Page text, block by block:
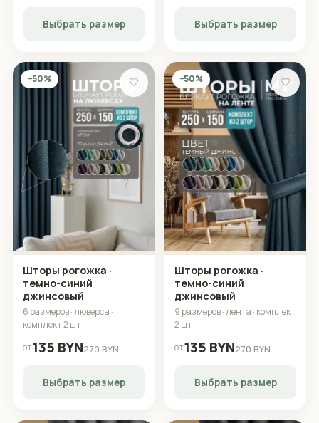
Выбрать размер Выбрать размер
−50% 🤍
Шторы рогожка ·
темно-синий
джинсовый
6 размеров · люверсы ·
комплект 2 шт
от135 BYN270 BYN
Выбрать размер
−50% 🤍
Шторы рогожка ·
темно-синий
джинсовый
9 размеров · лента · комплект
2 шт
от135 BYN270 BYN
Выбрать размер